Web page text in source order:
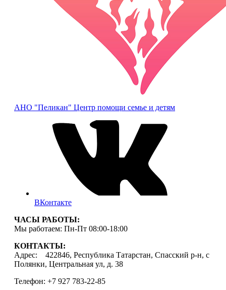
АНО "Пеликан" Центр помощи семье и детям
ВКонтакте
ЧАСЫ РАБОТЫ:
Мы работаем: Пн-Пт 08:00-18:00
КОНТАКТЫ:
Адрес: 422846, Республика Татарстан, Спасский р-н, с
Полянки, Центральная ул, д. 38
Телефон: +7 927 783-22-85